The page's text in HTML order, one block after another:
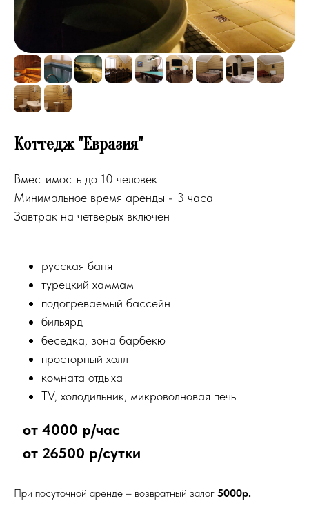
Коттедж "Евразия"
Вместимость до 10 человек
Минимальное время аренды - 3 часа
Завтрак на четверых включен
русская баня
турецкий хаммам
подогреваемый бассейн
бильярд
беседка, зона барбекю
просторный холл
комната отдыха
TV, холодильник, микроволновая печь
от 4000 р/час
от 26500 р/сутки
При посуточной аренде – возвратный залог 5000р.